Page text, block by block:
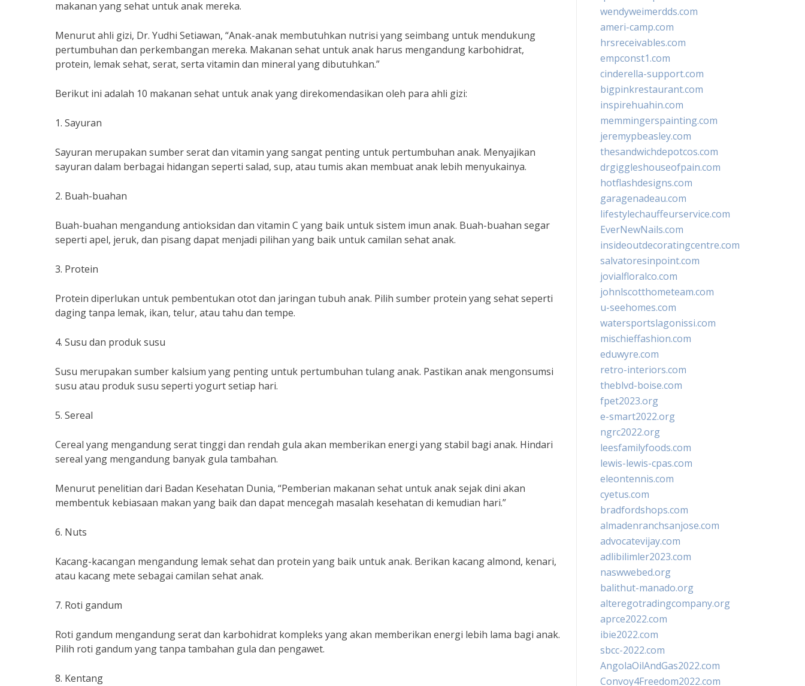
makanan yang sehat untuk anak mereka.
Menurut ahli gizi, Dr. Yudhi Setiawan, “Anak-anak membutuhkan nutrisi yang seimbang untuk mendukung
pertumbuhan dan perkembangan mereka. Makanan sehat untuk anak harus mengandung karbohidrat,
protein, lemak sehat, serat, serta vitamin dan mineral yang dibutuhkan.”
Berikut ini adalah 10 makanan sehat untuk anak yang direkomendasikan oleh para ahli gizi:
1. Sayuran
Sayuran merupakan sumber serat dan vitamin yang sangat penting untuk pertumbuhan anak. Menyajikan
sayuran dalam berbagai hidangan seperti salad, sup, atau tumis akan membuat anak lebih menyukainya.
2. Buah-buahan
Buah-buahan mengandung antioksidan dan vitamin C yang baik untuk sistem imun anak. Buah-buahan segar
seperti apel, jeruk, dan pisang dapat menjadi pilihan yang baik untuk camilan sehat anak.
3. Protein
Protein diperlukan untuk pembentukan otot dan jaringan tubuh anak. Pilih sumber protein yang sehat seperti
daging tanpa lemak, ikan, telur, atau tahu dan tempe.
4. Susu dan produk susu
Susu merupakan sumber kalsium yang penting untuk pertumbuhan tulang anak. Pastikan anak mengonsumsi
susu atau produk susu seperti yogurt setiap hari.
5. Sereal
Cereal yang mengandung serat tinggi dan rendah gula akan memberikan energi yang stabil bagi anak. Hindari
sereal yang mengandung banyak gula tambahan.
Menurut penelitian dari Badan Kesehatan Dunia, “Pemberian makanan sehat untuk anak sejak dini akan
membentuk kebiasaan makan yang baik dan dapat mencegah masalah kesehatan di kemudian hari.”
6. Nuts
Kacang-kacangan mengandung lemak sehat dan protein yang baik untuk anak. Berikan kacang almond, kenari,
atau kacang mete sebagai camilan sehat anak.
7. Roti gandum
Roti gandum mengandung serat dan karbohidrat kompleks yang akan memberikan energi lebih lama bagi anak.
Pilih roti gandum yang tanpa tambahan gula dan pengawet.
8. Kentang
wendyweimerdds.com
ameri-camp.com
hrsreceivables.com
empconst1.com
cinderella-support.com
bigpinkrestaurant.com
inspirehuahin.com
memmingerspainting.com
jeremypbeasley.com
thesandwichdepotcos.com
drgiggleshouseofpain.com
hotflashdesigns.com
garagenadeau.com
lifestylechauffeurservice.com
EverNewNails.com
insideoutdecoratingcentre.com
salvatoresinpoint.com
jovialfloralco.com
johnlscotthometeam.com
u-seehomes.com
watersportslagonissi.com
mischieffashion.com
eduwyre.com
retro-interiors.com
theblvd-boise.com
fpet2023.org
e-smart2022.org
ngrc2022.org
leesfamilyfoods.com
lewis-lewis-cpas.com
eleontennis.com
cyetus.com
bradfordshops.com
almadenranchsanjose.com
advocatevijay.com
adlibilimler2023.com
naswwebed.org
balithut-manado.org
alteregotradingcompany.org
aprce2022.com
ibie2022.com
sbcc-2022.com
AngolaOilAndGas2022.com
Convoy4Freedom2022.com